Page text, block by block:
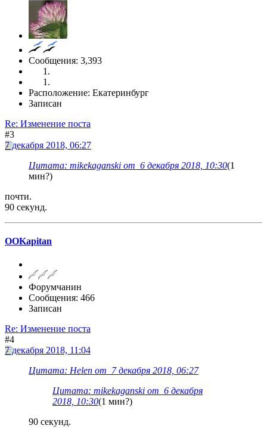
Сообщения: 3,393
Расположение: Екатеринбург
Записан
Re: Изменение поста
#3
7 декабря 2018, 06:27
Цитата: mikekaganski от 6 декабря 2018, 10:30(1
мин?)
почти.
90 секунд.
OOKapitan
Форумчанин
Сообщения: 466
Записан
Re: Изменение поста
#4
7 декабря 2018, 11:04
Цитата: Helen от 7 декабря 2018, 06:27
Цитата: mikekaganski от 6 декабря
2018, 10:30(1 мин?)
90 секунд.